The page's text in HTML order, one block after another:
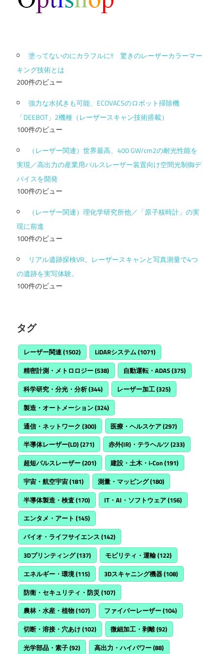
塗ってないのにカラフルに!! 驚きのレーザーカラーマー
キング技術とは
200件のビュー
強力な水拭きも可能、ECOVACSのロボット掃除機
「DEEBOT」2機種（レーザースキャン技術搭載）
100件のビュー
（レーザー関連）世界最高、400 GW/cm2の耐光性能を
実現／高出力の産業用パルスレーザー装置向け空間光制御デ
バイスを開発
100件のビュー
（レーザー関連）理化学研究所他／「原子核時計」の実
現に前進
100件のビュー
リアル遺跡探検VR。レーザースキャンと写真測量で4つ
の遺跡を実写体験。
100件のビュー
タグ
レーザー関連(1502) LiDARシステム(1071)
精密計測・メトロロジー(538) 自動運転・ADAS(375)
科学研究・分光・分析(344) レーザー加工(325)
製造・オートメーション(324)
通信・ネットワーク (300) 医療・ヘルスケア(297)
半導体レーザー(LD)(271) 赤外(IR)・テラヘルツ (233)
超短パルスレーザー(201) 建設・土木・i-Con(191)
宇宙・航空宇宙(181) 測量・マッピング(180)
半導体製造・検査(170) IT・AI・ソフトウェア(156)
エンタメ・アート (145)
バイオ・ライフサイエンス (142)
3Dプリンティング(137) モビリティ・運輸(122)
エネルギー・環境(115) 3Dスキャニング機器(108)
防衛・セキュリティ・防災 (107)
農林・水産・植物(107) ファイバーレーザー(104)
切断・溶接・穴あけ(102) 微細加工・剥離(92)
光学部品・素子(92) 高出力・ハイパワー(88)